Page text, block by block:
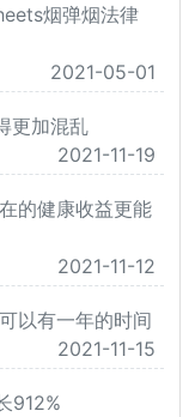
烟弹烟法律
2021-05-01
更加混乱
2021-11-19
的健康收益更能
2021-11-12
以有一年的时间
2021-11-15
912%